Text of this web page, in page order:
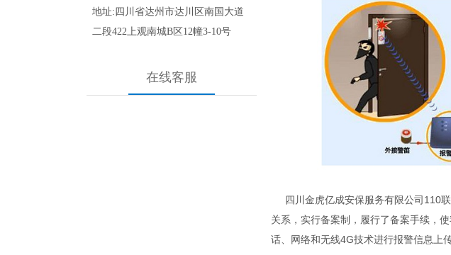
地址:四川省达州市达川区南国大道
二段422上观南城B区12幢3-10号
在线客服
四川金虎亿成安保服务有限公司 110
关系，实行备案制，履行了备案手续，
话、网络和无线4G技术进行报警信息上